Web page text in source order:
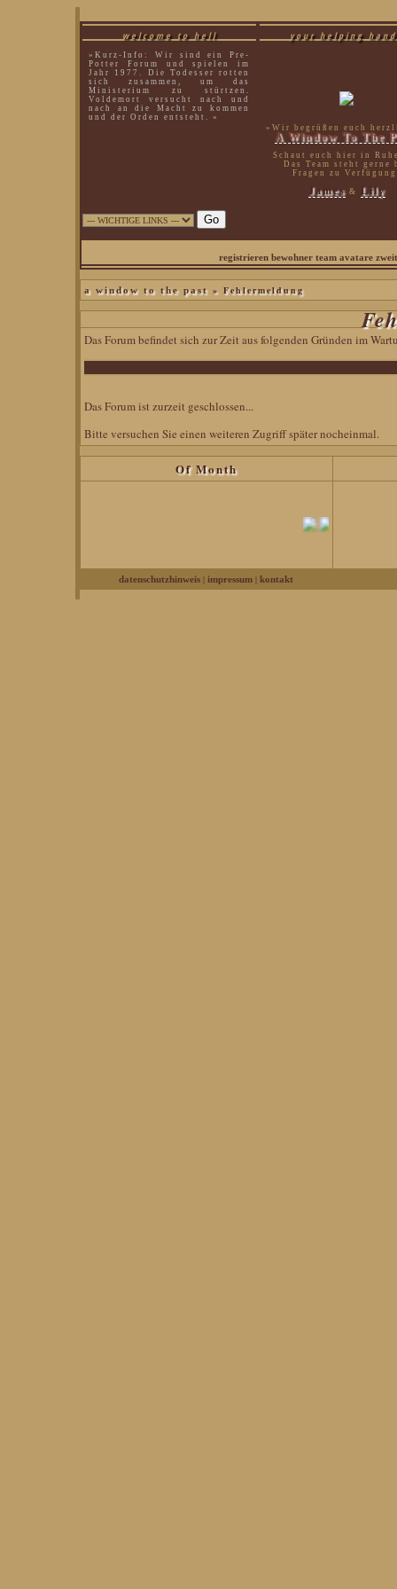
welcome to hell your helping
»Kurz-Info: Wir sind ein Pre-
Potter Forum und spielen im
Jahr 1977. Die Todesser rotten
sich zusammen, um das
Ministerium zu stürtzen.
Voldemort versucht nach und
nach an die Macht zu kommen
und der Orden entsteht. «
»Wir begrüßen euch
A Window To The
Schaut euch hier in
Das Team steht gerne
Fragen zu
James& Lily
registrieren bewohner team avatare
a window to the past » Fehlermeldung
Das Forum befindet sich zur Zeit aus folgenden Gründen im
Das Forum ist zurzeit geschlossen...
Bitte versuchen Sie einen weiteren Zugriff später nocheinmal.
Of Month
datenschutzhinweis | impressum | kontakt